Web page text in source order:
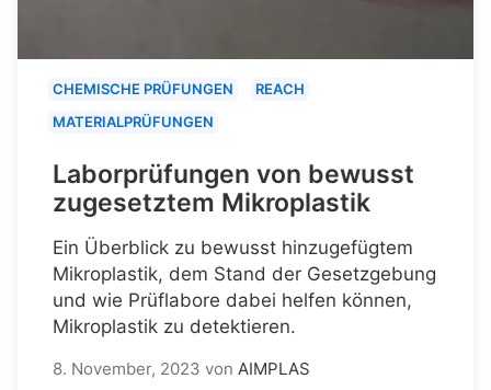
CHEMISCHE PRÜFUNGEN
REACH
MATERIALPRÜFUNGEN
Laborprüfungen von bewusst
zugesetztem Mikroplastik
Ein Überblick zu bewusst hinzugefügtem
Mikroplastik, dem Stand der Gesetzgebung
und wie Prüflabore dabei helfen können,
Mikroplastik zu detektieren.
8. November, 2023 von AIMPLAS